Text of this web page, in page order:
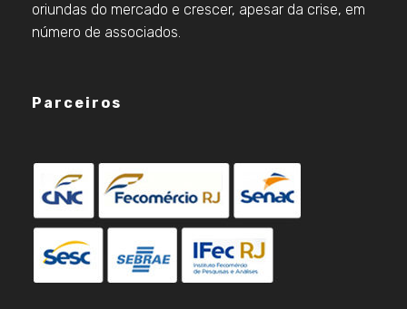
oriundas do mercado e crescer, apesar da crise, em
número de associados.
Parceiros